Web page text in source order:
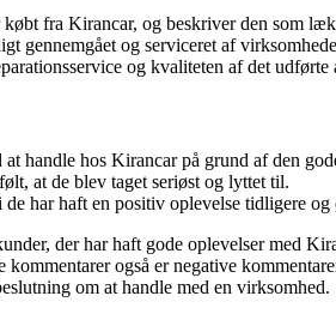
fra Kirancar, og beskriver den som
gennemgået og serviceret af
og kvaliteten af det udførte
handle hos Kirancar på grund af den
at de blev taget seriøst og lyttet til.
har haft en positiv oplevelse tidligere og
der har haft gode oplevelser med
også er negative
om at handle med en virksomhed.